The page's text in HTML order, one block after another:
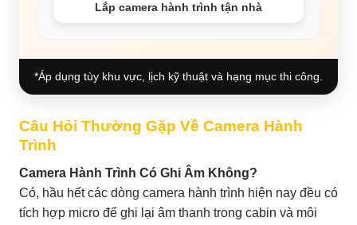
Lắp camera hành trình tận nhà
*Áp dụng tùy khu vực, lịch kỹ thuật và hạng mục thi công.
Câu Hỏi Thường Gặp Về Camera Hành
Trình
Camera Hành Trình Có Ghi Âm Không?
Có, hầu hết các dòng camera hành trình hiện nay đều có
tích hợp micro để ghi lại âm thanh trong cabin và môi